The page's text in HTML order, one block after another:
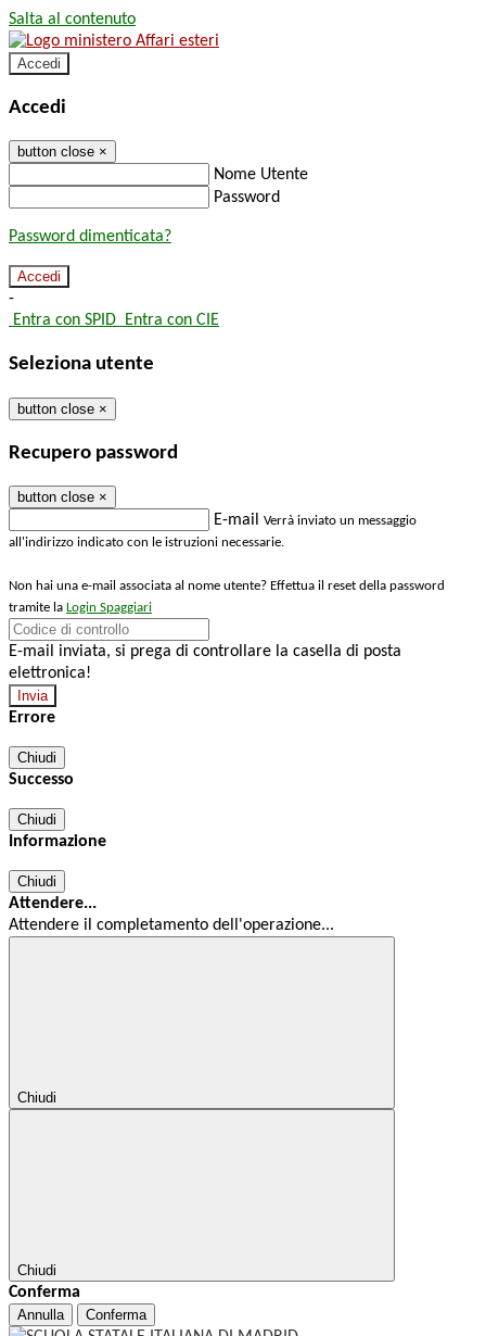
Salta al contenuto
Accedi
Accedi
button close ×
Nome Utente
Password
Password dimenticata?
-
Entra con SPID Entra con CIE
Seleziona utente
button close ×
Recupero password
button close ×
E-mail Verrà inviato un messaggio
all'indirizzo indicato con le istruzioni necessarie.
Non hai una e-mail associata al nome utente? Effettua il reset della password
tramite la Login Spaggiari
E-mail inviata, si prega di controllare la casella di posta
elettronica!
Errore
Chiudi
Successo
Chiudi
Informazione
Chiudi
Attendere...
Attendere il completamento dell'operazione...
Chiudi
Chiudi
Conferma
Annulla Conferma